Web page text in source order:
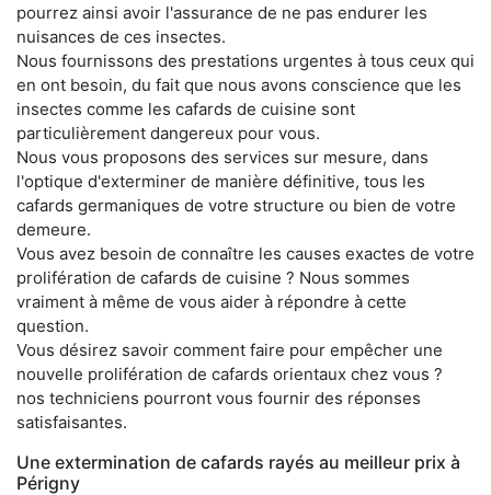
pourrez ainsi avoir l'assurance de ne pas endurer les
nuisances de ces insectes.
Nous fournissons des prestations urgentes à tous ceux qui
en ont besoin, du fait que nous avons conscience que les
insectes comme les cafards de cuisine sont
particulièrement dangereux pour vous.
Nous vous proposons des services sur mesure, dans
l'optique d'exterminer de manière définitive, tous les
cafards germaniques de votre structure ou bien de votre
demeure.
Vous avez besoin de connaître les causes exactes de votre
prolifération de cafards de cuisine ? Nous sommes
vraiment à même de vous aider à répondre à cette
question.
Vous désirez savoir comment faire pour empêcher une
nouvelle prolifération de cafards orientaux chez vous ?
nos techniciens pourront vous fournir des réponses
satisfaisantes.
Une extermination de cafards rayés au meilleur prix à
Périgny